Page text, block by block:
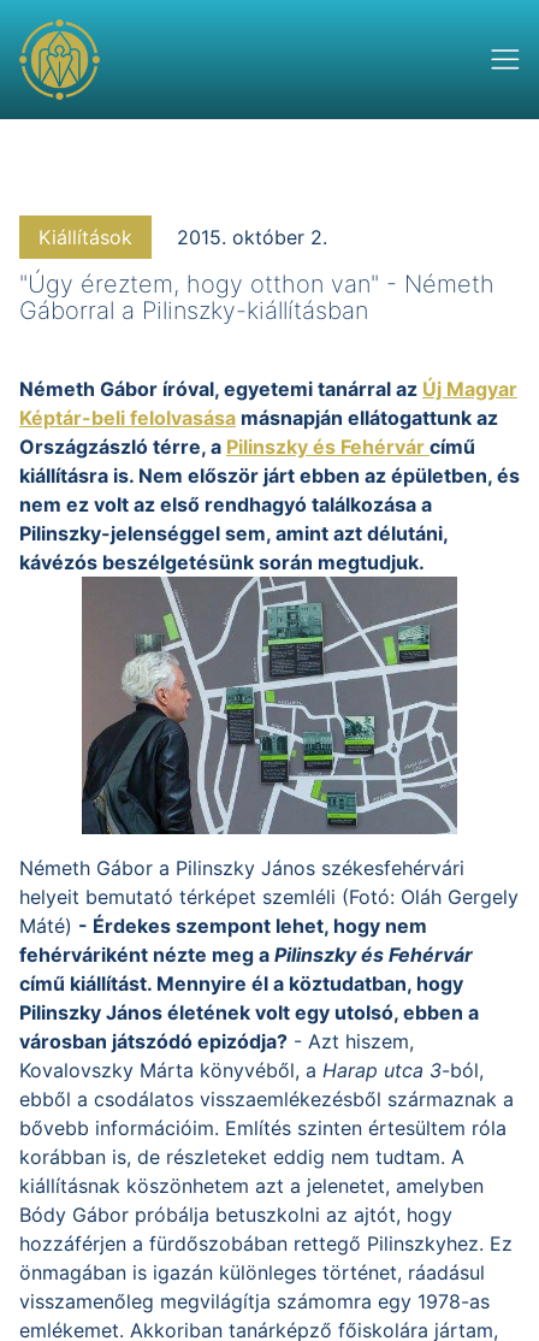
Kiállítások 2015. október 2.
"Úgy éreztem, hogy otthon van" - Németh
Gáborral a Pilinszky-kiállításban
Németh Gábor íróval, egyetemi tanárral az Új Magyar
Képtár-beli felolvasása másnapján ellátogattunk az
Országzászló térre, a Pilinszky és Fehérvár című
kiállításra is. Nem először járt ebben az épületben, és
nem ez volt az első rendhagyó találkozása a
Pilinszky-jelenséggel sem, amint azt délutáni,
kávézós beszélgetésünk során megtudjuk.
Németh Gábor a Pilinszky János székesfehérvári
helyeit bemutató térképet szemléli (Fotó: Oláh Gergely
Máté) - Érdekes szempont lehet, hogy nem
fehérváriként nézte meg a Pilinszky és Fehérvár
című kiállítást. Mennyire él a köztudatban, hogy
Pilinszky János életének volt egy utolsó, ebben a
városban játszódó epizódja? - Azt hiszem,
Kovalovszky Márta könyvéből, a Harap utca 3-ból,
ebből a csodálatos visszaemlékezésből származnak a
bővebb információim. Említés szinten értesültem róla
korábban is, de részleteket eddig nem tudtam. A
kiállításnak köszönhetem azt a jelenetet, amelyben
Bódy Gábor próbálja betuszkolni az ajtót, hogy
hozzáférjen a fürdőszobában rettegő Pilinszkyhez. Ez
önmagában is igazán különleges történet, ráadásul
visszamenőleg megvilágítja számomra egy 1978-as
emlékemet. Akkoriban tanárképző főiskolára jártam,